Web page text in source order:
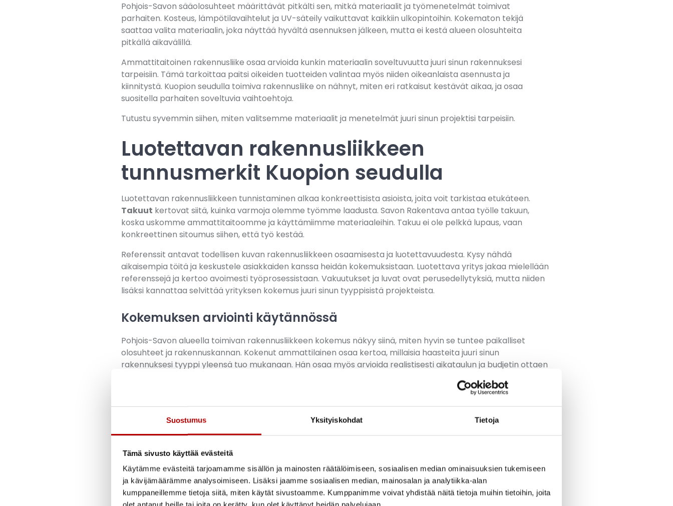
Suostumus Yksityiskohdat Tietoja
Tämä sivusto käyttää evästeitä
Käytämme evästeitä tarjoamamme sisällön ja mainosten räätälöimiseen, sosiaalisen median ominaisuuksien tukemiseen
ja kävijämäärämme analysoimiseen. Lisäksi jaamme sosiaalisen median, mainosalan ja analytiikka-alan
kumppaneillemme tietoja siitä, miten käytät sivustoamme. Kumppanimme voivat yhdistää näitä tietoja muihin tietoihin, joita
Pohjois-Savon sääolosuhteet määrittävät pitkälti sen, mitkä materiaalit ja työmenetelmät toimivat
parhaiten. Kosteus, lämpötilavaihtelut ja UV-säteily vaikuttavat kaikkiin ulkopintoihin. Kokematon tekijä
saattaa valita materiaalin, joka näyttää hyvältä asennuksen jälkeen, mutta ei kestä alueen olosuhteita
pitkällä aikavälillä.
Ammattitaitoinen rakennusliike osaa arvioida kunkin materiaalin soveltuvuutta juuri sinun rakennuksesi
tarpeisiin. Tämä tarkoittaa paitsi oikeiden tuotteiden valintaa myös niiden oikeanlaista asennusta ja
kiinnitystä. Kuopion seudulla toimiva rakennusliike on nähnyt, miten eri ratkaisut kestävät aikaa, ja osaa
suositella parhaiten soveltuvia vaihtoehtoja.
Tutustu syvemmin siihen, miten valitsemme materiaalit ja menetelmät juuri sinun projektisi tarpeisiin.
Luotettavan rakennusliikkeen
tunnusmerkit Kuopion seudulla
Luotettavan rakennusliikkeen tunnistaminen alkaa konkreettisista asioista, joita voit tarkistaa etukäteen.
Takuut kertovat siitä, kuinka varmoja olemme työmme laadusta. Savon Rakentava antaa työlle takuun,
koska uskomme ammattitaitoomme ja käyttämiimme materiaaleihin. Takuu ei ole pelkkä lupaus, vaan
konkreettinen sitoumus siihen, että työ kestää.
Referenssit antavat todellisen kuvan rakennusliikkeen osaamisesta ja luotettavuudesta. Kysy nähdä
aikaisempia töitä ja keskustele asiakkaiden kanssa heidän kokemuksistaan. Luotettava yritys jakaa mielellään
referenssejä ja kertoo avoimesti työprosessistaan. Vakuutukset ja luvat ovat perusedellytyksiä, mutta niiden
lisäksi kannattaa selvittää yrityksen kokemus juuri sinun tyyppisistä projekteista.
Kokemuksen arviointi käytännössä
Pohjois-Savon alueella toimivan rakennusliikkeen kokemus näkyy siinä, miten hyvin se tuntee paikalliset
olosuhteet ja rakennuskannan. Kokenut ammattilainen osaa kertoa, millaisia haasteita juuri sinun
rakennuksesi tyyppi yleensä tuo mukanaan. Hän osaa myös arvioida realistisesti aikataulun ja budjetin ottaen
Luotettava rakennusliike ei lupaa mahdottomia. Sen sijaan se kertoo rehellisesti, mitä työ vaatii ja millaisiin
tuloksiin voit odottaa pääseväsi. Hinnan, joka pitää, taustalla on huolellinen selvitystyö ja realistinen arvio
projektin vaatimuksista. Tämä suojaa sekä asiakasta että rakennusliikettä yllättäviltä kustannuksilta.
Katto- ja julkisivutyöt Pohjois-Savon
olosuhteissa
Vesikattojen ja julkisivujen kunto on erityisen tärkeää Pohjois-Savon ilmastossa, missä kosteus ja